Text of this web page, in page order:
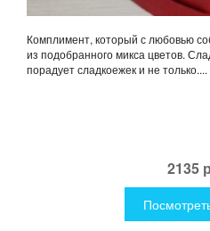
Комплимент, который с любовью
из подобранного микса цветов.
порадует сладкоежек и не только....
2135